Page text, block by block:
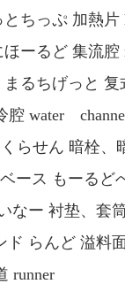
とちっぷ 加熱
ーるど 集流腔
るちげっと
腔 water
らせん 暗栓
ース もーる
なー 衬垫、套
らんど 溢料
runner